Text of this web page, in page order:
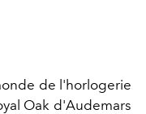
de l'horlogerie
Oak d'Audemars